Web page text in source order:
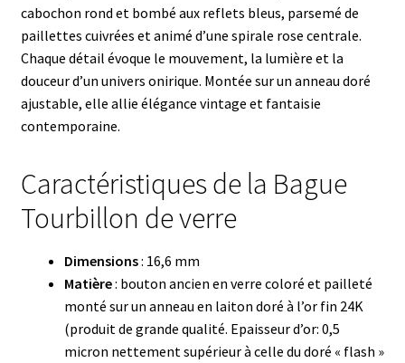
cabochon rond et bombé aux reflets bleus, parsemé de
paillettes cuivrées et animé d’une spirale rose centrale.
Chaque détail évoque le mouvement, la lumière et la
douceur d’un univers onirique. Montée sur un anneau doré
ajustable, elle allie élégance vintage et fantaisie
contemporaine.
Caractéristiques de la Bague
Tourbillon de verre
Dimensions: 16,6 mm
Matière: bouton ancien en verre coloré et pailleté
monté sur un anneau en laiton doré à l’or fin 24K
(produit de grande qualité. Epaisseur d’or: 0,5
micron nettement supérieur à celle du doré « flash »